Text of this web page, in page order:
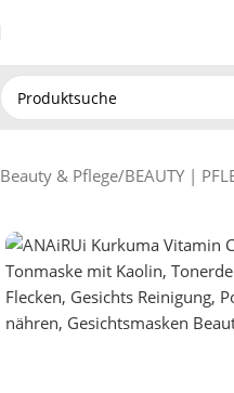
Beauty & Pflege/BEAUTY |